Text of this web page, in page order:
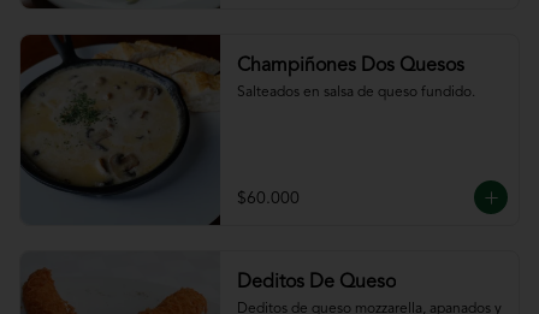
Champiñones Dos Quesos
Salteados en salsa de queso fundido.
$60.000
Deditos De Queso
Deditos de queso mozzarella, apanados y